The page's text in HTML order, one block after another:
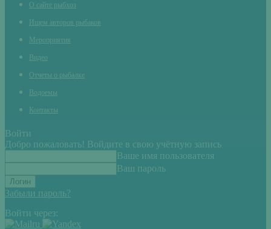
О сайте рыбхоз
Ищем авторов рыбаков
Мероприятия
Видео
Отчеты о рыбалке
Водоемы
Контакты
Войти
Добро пожаловать! Войдите в свою учётную запись
Ваше имя пользователя
Ваш пароль
Забыли пароль?
Войти через: